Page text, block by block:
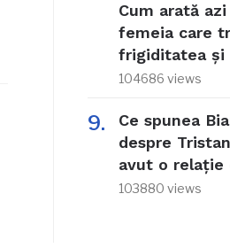
Cum arată
femeia care
frigiditatea și
104686 views
Ce spunea
despre
avut o relație
103880 views